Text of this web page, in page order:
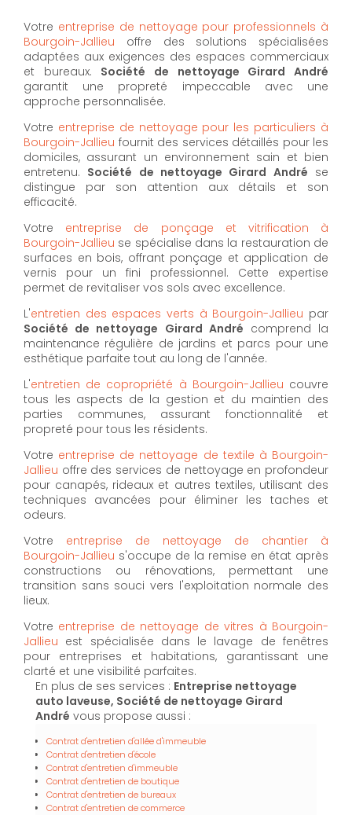
Votre entreprise de nettoyage pour professionnels à
Bourgoin-Jallieu offre des solutions spécialisées
adaptées aux exigences des espaces commerciaux
et bureaux. Société de nettoyage Girard André
garantit une propreté impeccable avec une
approche personnalisée.
Votre entreprise de nettoyage pour les particuliers à
Bourgoin-Jallieu fournit des services détaillés pour les
domiciles, assurant un environnement sain et bien
entretenu. Société de nettoyage Girard André se
distingue par son attention aux détails et son
efficacité.
Votre entreprise de ponçage et vitrification à
Bourgoin-Jallieu se spécialise dans la restauration de
surfaces en bois, offrant ponçage et application de
vernis pour un fini professionnel. Cette expertise
permet de revitaliser vos sols avec excellence.
L'entretien des espaces verts à Bourgoin-Jallieu par
Société de nettoyage Girard André comprend la
maintenance régulière de jardins et parcs pour une
esthétique parfaite tout au long de l'année.
L'entretien de copropriété à Bourgoin-Jallieu couvre
tous les aspects de la gestion et du maintien des
parties communes, assurant fonctionnalité et
propreté pour tous les résidents.
Votre entreprise de nettoyage de textile à Bourgoin-
Jallieu offre des services de nettoyage en profondeur
pour canapés, rideaux et autres textiles, utilisant des
techniques avancées pour éliminer les taches et
odeurs.
Votre entreprise de nettoyage de chantier à
Bourgoin-Jallieu s'occupe de la remise en état après
constructions ou rénovations, permettant une
transition sans souci vers l'exploitation normale des
lieux.
Votre entreprise de nettoyage de vitres à Bourgoin-
Jallieu est spécialisée dans le lavage de fenêtres
pour entreprises et habitations, garantissant une
clarté et une visibilité parfaites.
En plus de ses services : Entreprise nettoyage
auto laveuse, Société de nettoyage Girard
André vous propose aussi :
Contrat d'entretien d'allée d'immeuble
Contrat d'entretien d'école
Contrat d'entretien d'immeuble
Contrat d'entretien de boutique
Contrat d'entretien de bureaux
Contrat d'entretien de commerce